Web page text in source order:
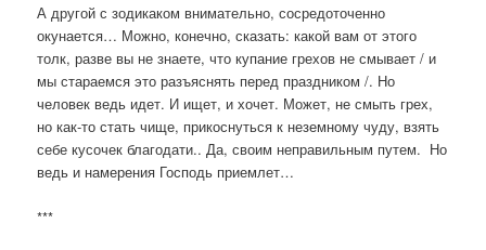
А другой с зодикаком внимательно, сосредоточенно
окунается… Можно, конечно, сказать: какой вам от этого
толк, разве вы не знаете, что купание грехов не смывает / и
мы стараемся это разъяснять перед праздником /. Но
человек ведь идет. И ищет, и хочет. Может, не смыть грех,
но как-то стать чище, прикоснуться к неземному чуду, взять
себе кусочек благодати.. Да, своим неправильным путем. Но
ведь и намерения Господь приемлет…
***